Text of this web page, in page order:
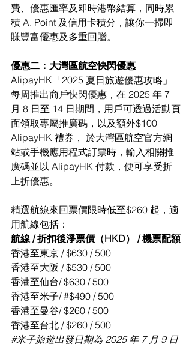
費、優惠匯率及即時港幣結算，同時累
積 A. Point 及信用卡積分，讓你一掃即
賺豐富優惠及多重回贈。
優惠二：大灣區航空快閃優惠
AlipayHK「2025 夏日旅遊優惠攻略」
每周推出商戶快閃優惠，在 2025 年 7
月 8 日至 14 日期間，用戶可透過活動頁
面領取專屬推廣碼，以及額外$100
AlipayHK 禮券， 於大灣區航空官方網
站或手機應用程式訂票時，輸入相關推
廣碼並以 AlipayHK 付款，便可享受折
上折優惠。
精選航線來回票價限時低至$260 起，適
用航線包括：
航線 / 折扣後淨票價（HKD） / 機票配額
香港至東京 / $630 / 500
香港至大阪 / $530 / 500
香港至仙台/ $630 / 500
香港至米子/ #$490 / 500
香港至曼谷/ $260 / 500
香港至台北 / $260 / 500
#米子旅遊出發日期為 2025 年 7 月 9 日